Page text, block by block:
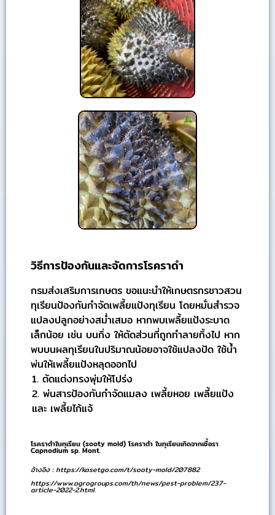
วิธีการป้องกันและจัดการโรคราดำ
กรมส่งเสริมการเกษตร ขอแนะนำให้เกษตรกรชาวสวน
ทุเรียนป้องกันกำจัดเพลี้ยแป้งทุเรียน โดยหมั่นสำรวจ
แปลงปลูกอย่างสม่ำเสมอ หากพบเพลี้ยแป้งระบาด
เล็กน้อย เช่น บนกิ่ง ให้ตัดส่วนที่ถูกทำลายทิ้งไป หาก
พบบนผลทุเรียนในปริมาณน้อยอาจใช้แปลงปัด ใช้น้ำ
พ่นให้เพลี้ยแป้งหลุดออกไป
1. ตัดแต่งทรงพุ่มให้โปร่ง
2. พ่นสารป้องกันกำจัดแมลง เพลี้ยหอย เพลี้ยแป้ง
และ เพลี้ยไก้แจ้
โรคราดำในทุเรียน (sooty mold) โรคราดำ ในทุเรียนเกิดจากเชื้อรา
Capnodium sp. Mont.
อ้างอิง : https://kasetgo.com/t/sooty-mold/207882
https://www.agrogroups.com/th/news/pest-problem/237-
article-2022-2.html.